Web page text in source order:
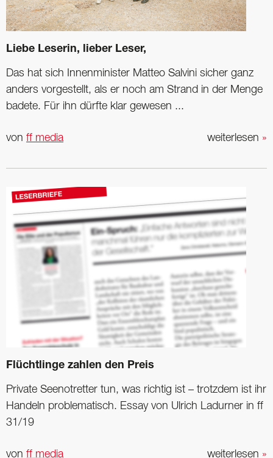
Liebe Leserin, lieber Leser,
Das hat sich Innenminister Matteo Salvini sicher ganz
anders vorgestellt, als er noch am Strand in der Menge
badete. Für ihn dürfte klar gewesen ...
weiterlesen »
von ff media
Flüchtlinge zahlen den Preis
Private Seenotretter tun, was richtig ist – trotzdem ist ihr
Handeln problematisch. Essay von Ulrich Ladurner in ff
31/19
weiterlesen »
von ff media